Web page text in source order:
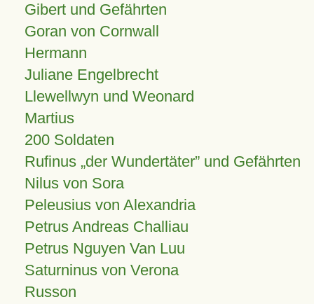
Gibert und Gefährten
Goran von Cornwall
Hermann
Juliane Engelbrecht
Llewellwyn und Weonard
Martius
200 Soldaten
Rufinus „der Wundertäter” und Gefährten
Nilus von Sora
Peleusius von Alexandria
Petrus Andreas Challiau
Petrus Nguyen Van Luu
Saturninus von Verona
Russon